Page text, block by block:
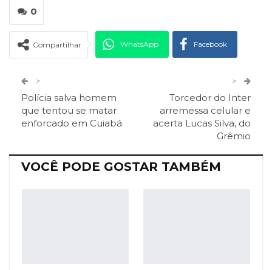
0
Compartilhar WhatsApp Facebook
O email
>
Polícia salva homem
que tentou se matar
enforcado em Cuiabá
>
Torcedor do Inter
arremessa celular e
acerta Lucas Silva, do
Grêmio
VOCÊ PODE GOSTAR TAMBÉM